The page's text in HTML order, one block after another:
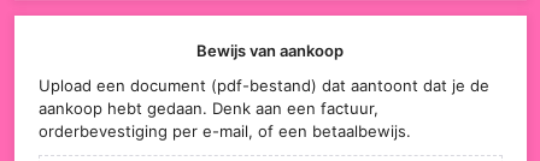
Bewijs van aankoop
Upload een document (pdf-bestand) dat aantoont dat je de
aankoop hebt gedaan. Denk aan een factuur,
orderbevestiging per e-mail, of een betaalbewijs.